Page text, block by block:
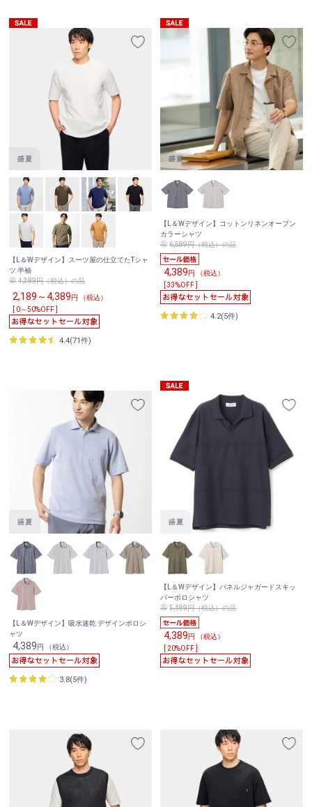
【L＆Wデザイン】スーツ屋の仕立てたTシャ
ツ 半袖
4,389円（税込）の品
2,189～4,389円 （税込）
[ 0～50%OFF ]
4.4(71件)
【L＆Wデザイン】コットンリネンオープン
カラーシャツ
6,589円（税込）の品
4,389円 （税込）
[ 33%OFF ]
4.2(5件)
【L＆Wデザイン】吸水速乾 デザインポロシ
ャツ
4,389円 （税込）
3.8(5件)
【L＆Wデザイン】パネルジャガードスキッ
パーポロシャツ
5,489円（税込）の品
4,389円 （税込）
[ 20%OFF ]